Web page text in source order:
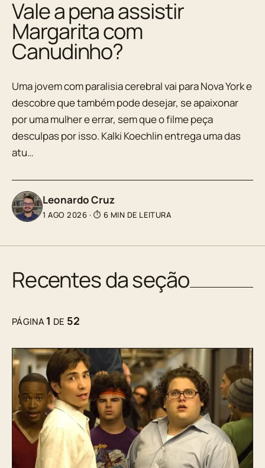
Vale a pena assistir
Margarita com
Canudinho?
Uma jovem com paralisia cerebral vai para Nova York e
descobre que também pode desejar, se apaixonar
por uma mulher e errar, sem que o filme peça
desculpas por isso. Kalki Koechlin entrega uma das
atu…
Leonardo Cruz
1 AGO 2026 · ⏱ 6 MIN DE LEITURA
Recentes da seção
PÁGINA1 DE 52